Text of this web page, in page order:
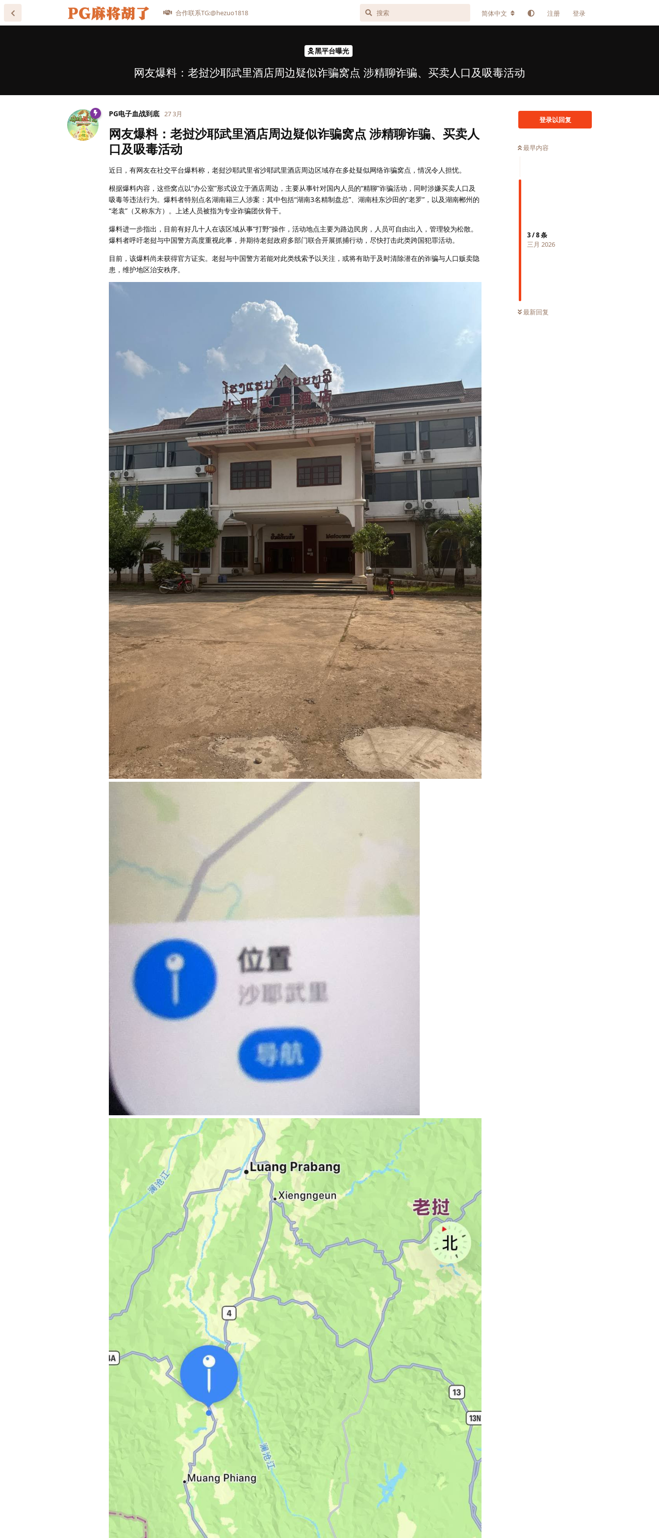
合作联系TG:@hezuo1818 简体中文 注册 登录
黑平台曝光
网友爆料：老挝沙耶武里酒店周边疑似诈骗窝点 涉精聊诈骗、买卖人口及吸毒活动
登录以回复
最早内容
3/8条
三月 2026
最新回复
PG电子血战到底 27 3月
网友爆料：老挝沙耶武里酒店周边疑似诈骗窝点 涉精聊诈骗、买卖人
口及吸毒活动
近日，有网友在社交平台爆料称，老挝沙耶武里省沙耶武里酒店周边区域存在多处疑似网络诈骗窝点，情况令人担忧。
根据爆料内容，这些窝点以“办公室”形式设立于酒店周边，主要从事针对国内人员的“精聊”诈骗活动，同时涉嫌买卖人口及
吸毒等违法行为。爆料者特别点名湖南籍三人涉案：其中包括“湖南3名精制盘总”、湖南桂东沙田的“老罗”，以及湖南郴州的
“老袁”（又称东方）。上述人员被指为专业诈骗团伙骨干。
爆料进一步指出，目前有好几十人在该区域从事“打野”操作，活动地点主要为路边民房，人员可自由出入，管理较为松散。
爆料者呼吁老挝与中国警方高度重视此事，并期待老挝政府多部门联合开展抓捕行动，尽快打击此类跨国犯罪活动。
目前，该爆料尚未获得官方证实。老挝与中国警方若能对此类线索予以关注，或将有助于及时清除潜在的诈骗与人口贩卖隐
患，维护地区治安秩序。